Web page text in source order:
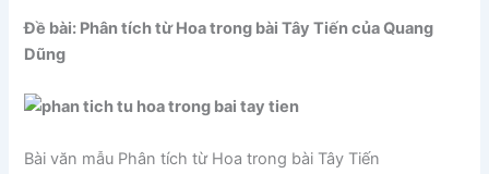
Đề bài: Phân tích từ Hoa trong bài Tây Tiến của Quang
Dũng
Bài văn mẫu Phân tích từ Hoa trong bài Tây Tiến